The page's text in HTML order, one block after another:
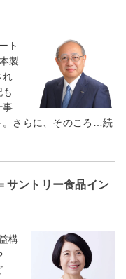
ト
製
れ
事
。さらに、そのころ…続
サントリー食品イン
構